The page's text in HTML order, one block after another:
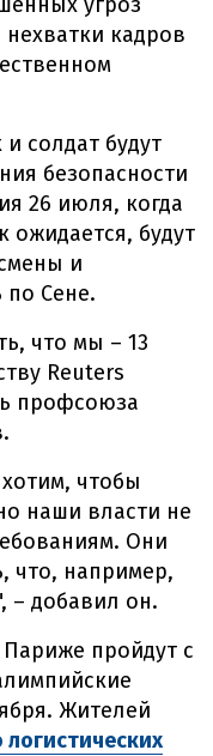
кадров
солдат будут
безопасности
26 июля, когда
ожидается, будут
и
по Сене.
что мы – 13
Reuters
профсоюза
чтобы
наши власти не
Они
что, например,
– добавил он.
пройдут с
Жителей